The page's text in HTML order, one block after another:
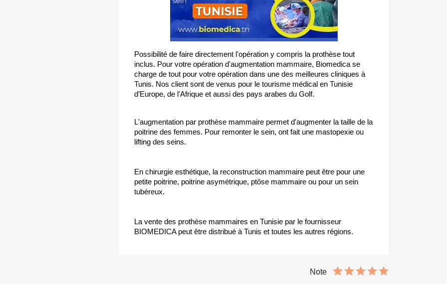
Possibilité de faire directement l'opération y compris la prothèse tout
inclus. Pour votre opération d'augmentation mammaire, Biomedica se
charge de tout pour votre opération dans une des meilleures cliniques à
Tunis. Nos client sont de venus pour le tourisme médical en Tunisie
d’Europe, de l'Afrique et aussi des pays arabes du Golf.
L'augmentation par prothèse mammaire permet d'augmenter la taille de la
poitrine des femmes. Pour remonter le sein, ont fait une mastopexie ou
lifting des seins.
En chirurgie esthétique, la reconstruction mammaire peut être pour une
petite poitrine, poitrine asymétrique, ptôse mammaire ou pour un sein
tubéreux.
La vente des prothèse mammaires en Tunisie par le fournisseur
BIOMEDICA peut être distribué à Tunis et toutes les autres régions.
Note